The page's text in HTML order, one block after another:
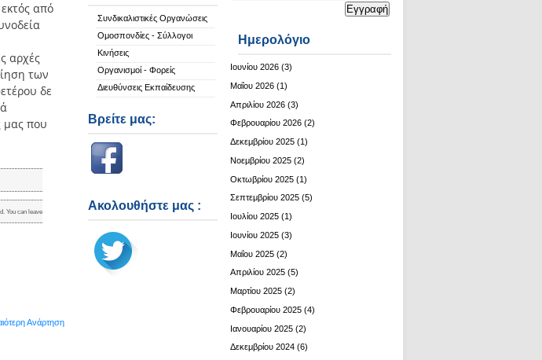
Ημερολόγιο
Ιουνίου 2026 (3)
Μαΐου 2026 (1)
Απριλίου 2026 (3)
Φεβρουαρίου 2026 (2)
Δεκεμβρίου 2025 (1)
Νοεμβρίου 2025 (2)
Οκτωβρίου 2025 (1)
Σεπτεμβρίου 2025 (5)
Ιουλίου 2025 (1)
Ιουνίου 2025 (3)
Μαΐου 2025 (2)
Απριλίου 2025 (5)
Μαρτίου 2025 (2)
Φεβρουαρίου 2025 (4)
Ιανουαρίου 2025 (2)
Δεκεμβρίου 2024 (6)
Συνδικαλιστικές Οργανώσεις
Ομοσπονδίες - Σύλλογοι
Κινήσεις
Οργανισμοί - Φορείς
Διευθύνσεις Εκπαίδευσης
Βρείτε μας:
Ακολουθήστε μας :
από
αρχές
των
δε
μας που
You can leave
Ανάρτηση